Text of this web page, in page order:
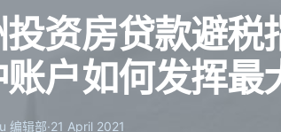
资房贷款避税
账户如何发挥最
编辑部·21 April 2021